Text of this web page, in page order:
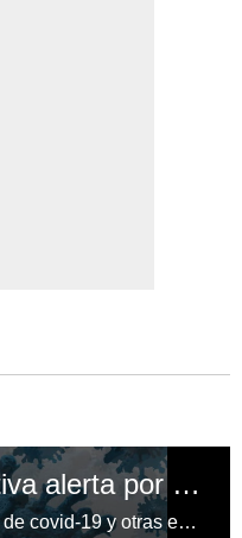
Honduras: Salud activa alerta por rebrote de covid-19 y otras enfermedades
Salud activa alerta por rebrote de covid-19 y otras enfermedades en Honduras